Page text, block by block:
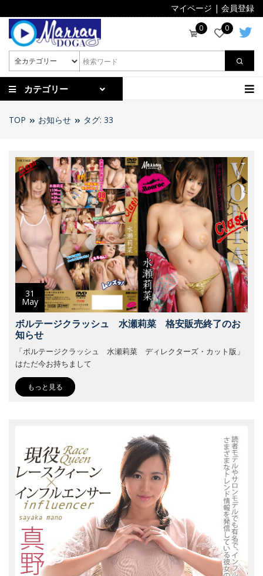
マイページ | 会員登録
0 0
カテゴリー
TOP お知らせ タグ: 33
31
May
ボルテージクラッシュ 水瀬莉菜 格安販売終了のお
知らせ
「ボルテージクラッシュ 水瀬莉菜 ディレクターズ・カット版」
はただ今お持ちまして
もっと見る